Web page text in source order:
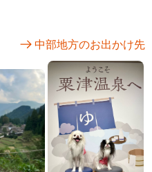
中部地方のお出かけ先